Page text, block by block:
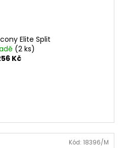
Elite Split
(2 ks)
Kč
Kód: 18396/M